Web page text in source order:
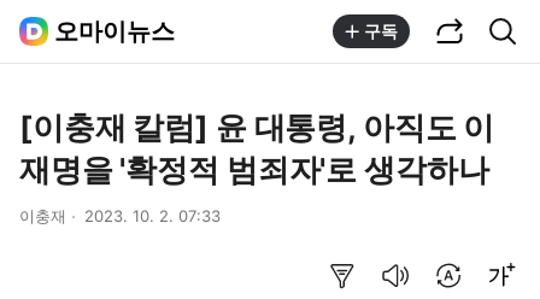
오마이뉴스 구독
[이충재 칼럼] 윤 대통령, 아직도 이
재명을 '확정적 범죄자'로 생각하나
이충재 2023. 10. 2. 07:33